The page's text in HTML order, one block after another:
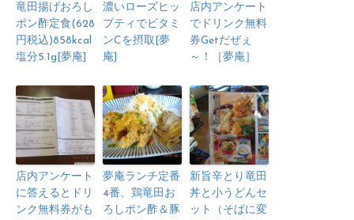
竜田揚げおろし
ポン酢定食(628
円税込)858kcal
塩分5.1g[夢庵]
濃いローズヒッ
プティでビタミ
ンCを摂取[夢
庵]
店内アンケート
でドリンク無料
券Getだぜぇ
～！［夢庵］
店内アンケート
に答えるとドリ
ンク無料券がも
夢庵ランチ定番
4番、鶏竜田お
ろしポン酢＆豚
新旨辛とり竜田
丼と小うどんセ
ット（そばに変